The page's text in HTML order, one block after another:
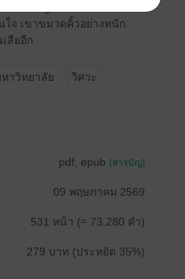
ใจ เขาขมวดคิ้วอย่างหนัก
สียอีก
าวิทยาลัย วิศวะ
pdf, epub (สารบัญ)
09 พฤษภาคม 2569
531 หน้า (≈ 73,280 คำ)
279 บาท (ประหยัด 35%)